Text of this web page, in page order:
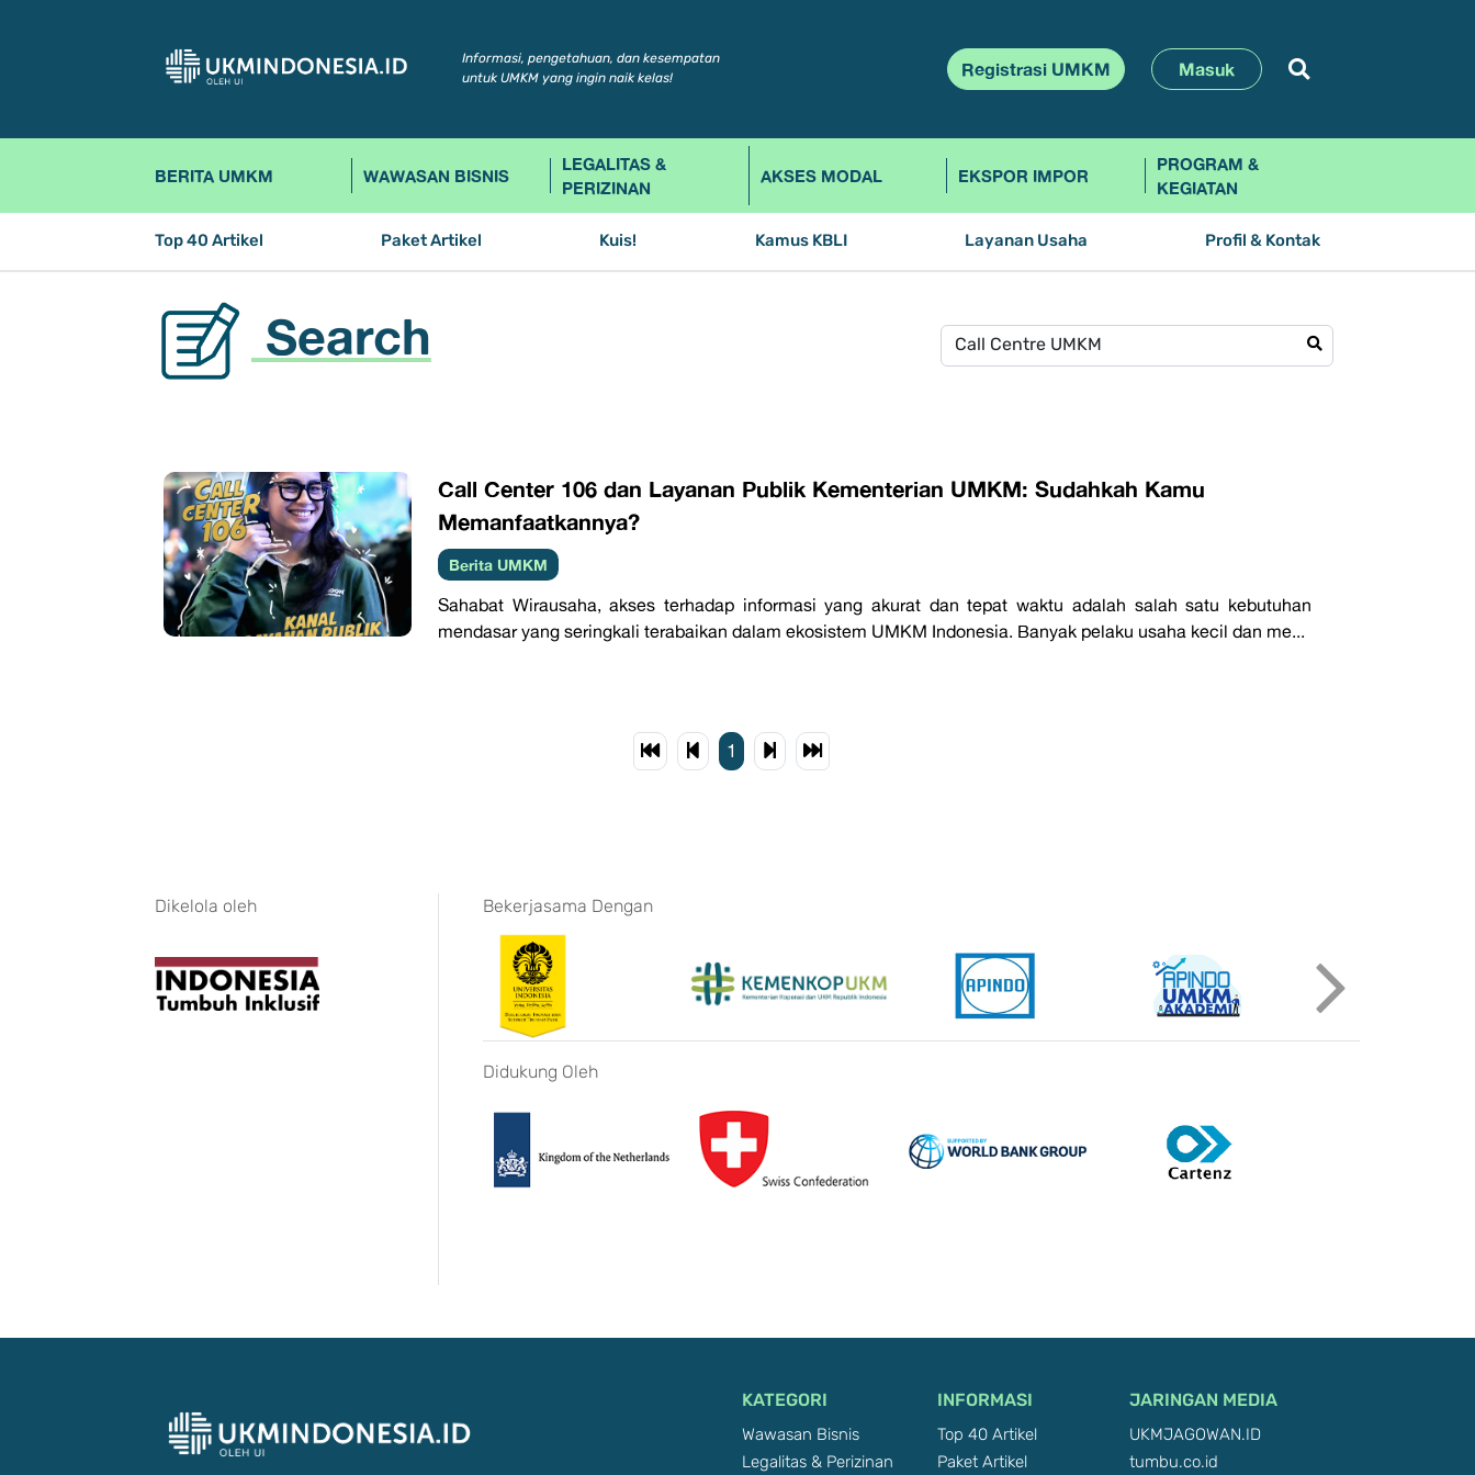
Informasi, pengetahuan, dan kesempatan
untuk UMKM yang ingin naik kelas!
Registrasi UMKM Masuk
BERITA UMKM WAWASAN BISNIS
LEGALITAS &
PERIZINAN
AKSES MODAL EKSPOR IMPOR
PROGRAM &
KEGIATAN
Top 40 Artikel Paket Artikel Kuis! Kamus KBLI Layanan Usaha Profil & Kontak
Search
Call Center 106 dan Layanan Publik Kementerian UMKM: Sudahkah Kamu
Memanfaatkannya?
Berita UMKM
Sahabat Wirausaha, akses terhadap informasi yang akurat dan tepat waktu adalah salah satu kebutuhan
mendasar yang seringkali terabaikan dalam ekosistem UMKM Indonesia. Banyak pelaku usaha kecil dan me...
1
Dikelola oleh Bekerjasama Dengan
Didukung Oleh
KATEGORI
Wawasan Bisnis
Legalitas & Perizinan
INFORMASI
Top 40 Artikel
Paket Artikel
JARINGAN MEDIA
UKMJAGOWAN.ID
tumbu.co.id